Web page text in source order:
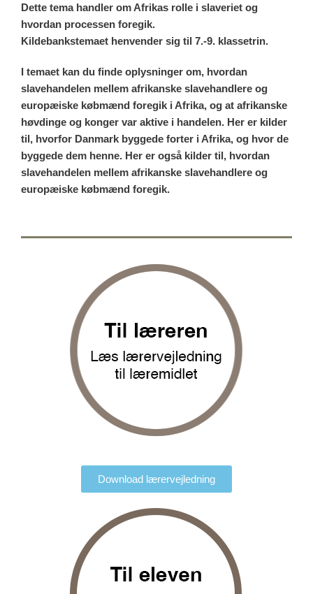
Dette tema handler om Afrikas rolle i slaveriet og
hvordan processen foregik.
Kildebankstemaet henvender sig til 7.-9. klassetrin.
I temaet kan du finde oplysninger om, hvordan
slavehandelen mellem afrikanske slavehandlere og
europæiske købmænd foregik i Afrika, og at afrikanske
høvdinge og konger var aktive i handelen. Her er kilder
til, hvorfor Danmark byggede forter i Afrika, og hvor de
byggede dem henne. Her er også kilder til, hvordan
slavehandelen mellem afrikanske slavehandlere og
europæiske købmænd foregik.
Download lærervejledning